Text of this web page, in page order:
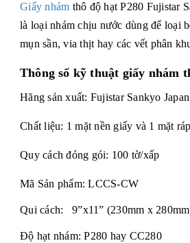
Giấy nhám thô độ hạt P280 Fujistar
là loại nhám chịu nước dùng để loại
mụn sần, via thịt hay các vết phân
Thông số kỹ thuật giấy nhám
Hãng sản xuất: Fujistar Sankyo Japan
Chất liệu: 1 mặt nền giấy và 1 mặt
Quy cách đóng gói: 100 tờ/xấp
Mã Sản phẩm:LCCS-CW
Qui cách: 9”x11” (230mm x
Độ hạt nhám: P280 hay CC280